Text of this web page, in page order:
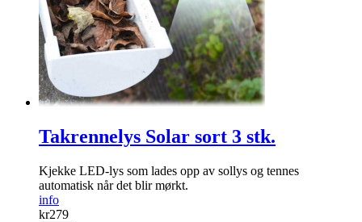
Takrennelys Solar sort 3 stk.
Kjekke LED-lys som lades opp av sollys og tennes
automatisk når det blir mørkt.
info
kr279